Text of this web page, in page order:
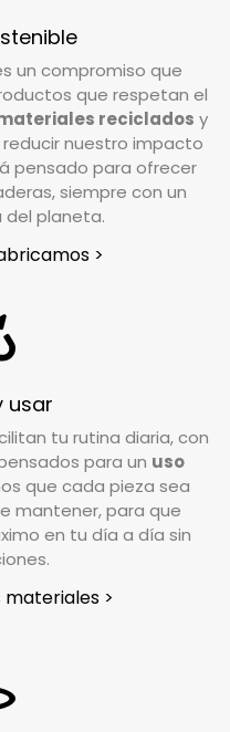
desde que recibes tu
Si tienes
la solicitud,
al Cliente está a tu
, y estaremos
lo que necesites.
plazo establecido
la devolución
nuestro servicio
a
encantados de
24/48h horas desde
contacto contigo
en el lugar indicado
devolver el pedido?
un compromiso que
que respetan el
reciclados y
nuestro impacto
pensado para ofrecer
siempre con un
del planeta.
>
usar
tu rutina diaria, con
para un uso
que cada pieza sea
mantener, para que
en tu día a día sin
>